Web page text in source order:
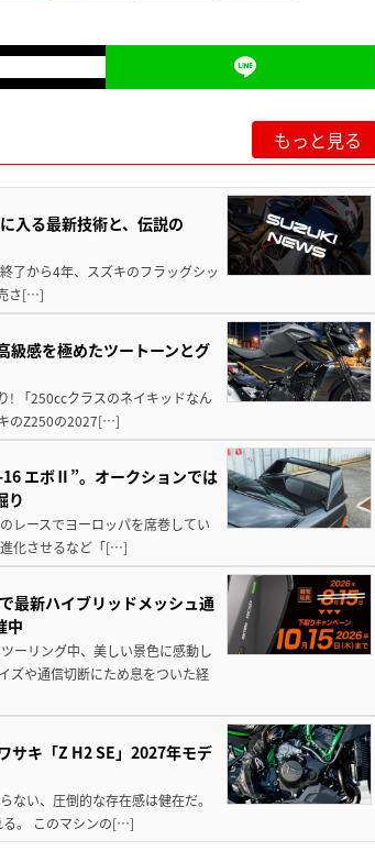
もっと見る
入る最新技術と、伝説の
了から4年、スズキのフラッグシッ
さ[…]
級感を極めたツートーンとグ
! 「250ccクラスのネイキッドなん
のZ250の2027[…]
エボⅡ”。オークションでは
り
レースでヨーロッパを席巻してい
化させるなど「[…]
最新ハイブリッドメッシュ通
中
ーリング中、美しい景色に感動し
ズや通信切断にため息をついた経
サキ「Z H2 SE」2027年モデ
ない、圧倒的な存在感は健在だ。
る。 このマシンの[…]